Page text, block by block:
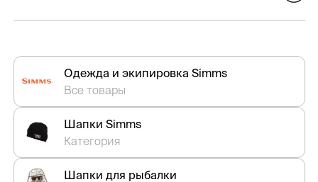
Одежда и экипировка Simms
Все товары
Шапки Simms
Категория
Шапки для рыбалки